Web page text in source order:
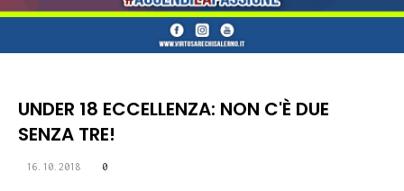
UNDER 18 ECCELLENZA: NON C'È DUE
SENZA TRE!
16.10.2018 0